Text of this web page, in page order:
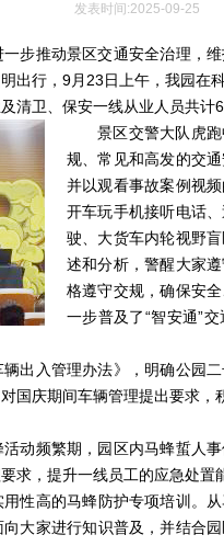
发表时间:2025-09-25
推动景区交通安全治理，维
出行，9月23日上午，我园在
清卫、保安一线从业人员共计
景区交警大队虎跑
规、常见和高发的交
并以观看事故案例视
开车玩手机接听电话
驶、大货车内轮视野
述和分析，警醒大家
格遵守交规，确保安
一步普及了“智安通”
入管理办法》，明确公园二
国庆期间车辆管理提出要求，
频繁期，园区内马蜂蜇人事
求，提升一线员工的应急处
性高的马蜂防护专项培训。
大家进行知识普及，并结合